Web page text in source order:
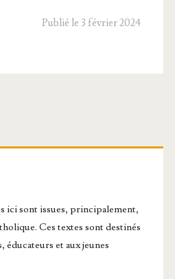
Publié le 3 février 2024
ici sont issues, principalement,
Ces textes sont destinés
éducateurs et aux jeunes